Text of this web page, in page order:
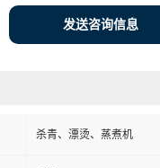
发送咨询信息
杀青、漂烫、蒸煮机